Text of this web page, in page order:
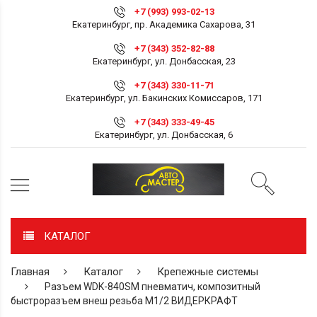
+7 (993) 993-02-13
Екатеринбург, пр. Академика Сахарова, 31
+7 (343) 352-82-88
Екатеринбург, ул. Донбасская, 23
+7 (343) 330-11-71
Екатеринбург, ул. Бакинских Комиссаров, 171
+7 (343) 333-49-45
Екатеринбург, ул. Донбасская, 6
КАТАЛОГ
Главная Каталог Крепежные системы
Разъем WDK-840SM пневматич, композитный
быстроразъем внеш резьба М1/2 ВИДЕРКРАФТ